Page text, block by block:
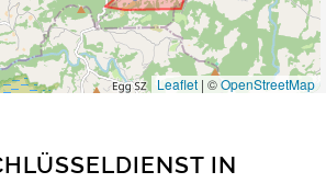
Leaflet | ©OpenStreetMap
IN